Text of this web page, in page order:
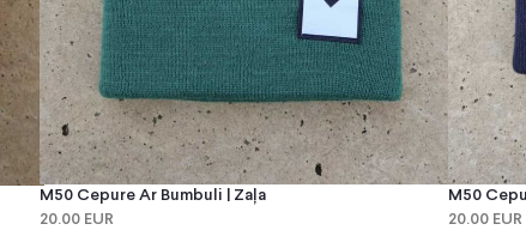
M50 Cepure Ar Bumbuli | Zaļa
20.00 EUR
M50
20.00 EUR